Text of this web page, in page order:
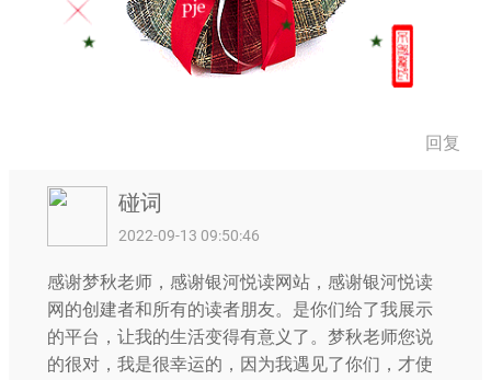
回复
碰词
2022-09-13 09:50:46
感谢梦秋老师，感谢银河悦读网站，感谢银河悦读
网的创建者和所有的读者朋友。是你们给了我展示
的平台，让我的生活变得有意义了。梦秋老师您说
的很对，我是很幸运的，因为我遇见了你们，才使